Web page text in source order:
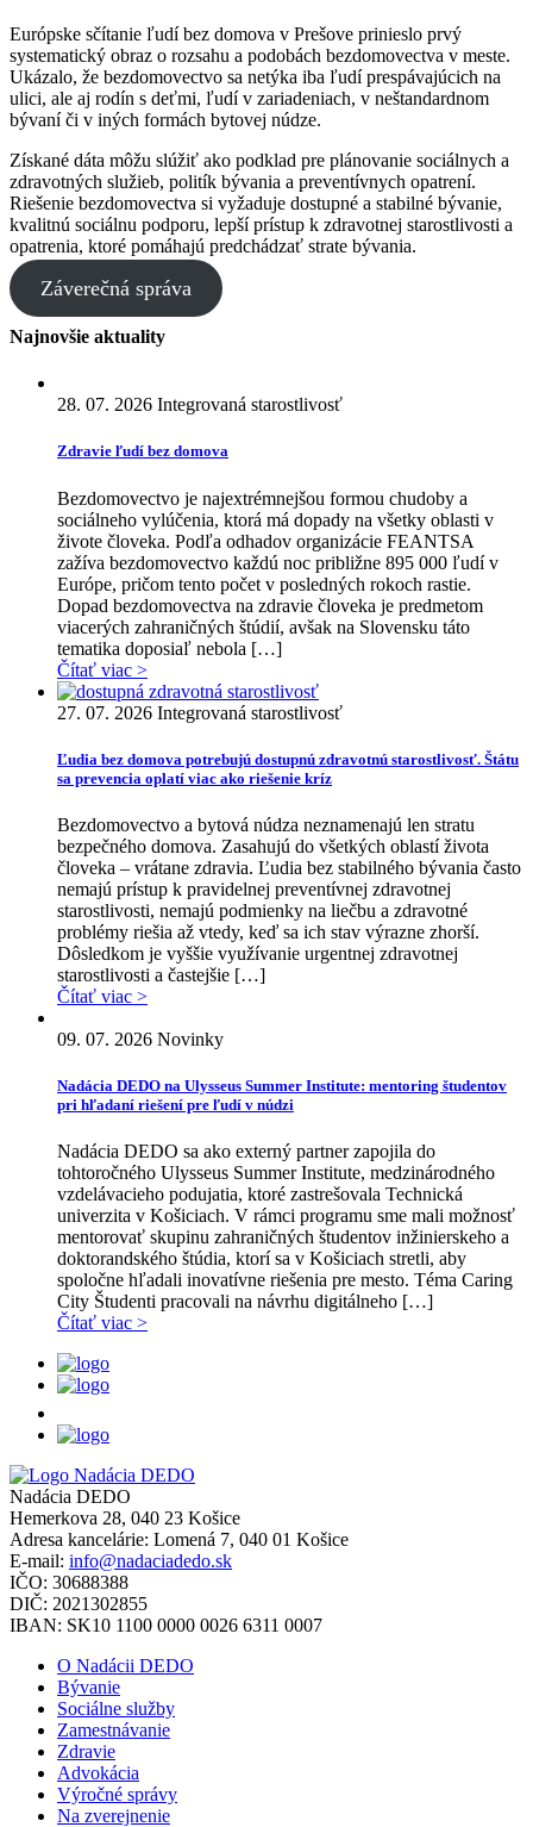
Európske sčítanie ľudí bez domova v Prešove prinieslo prvý
systematický obraz o rozsahu a podobách bezdomovectva v meste.
Ukázalo, že bezdomovectvo sa netýka iba ľudí prespávajúcich na
ulici, ale aj rodín s deťmi, ľudí v zariadeniach, v neštandardnom
bývaní či v iných formách bytovej núdze.
Získané dáta môžu slúžiť ako podklad pre plánovanie sociálnych a
zdravotných služieb, politík bývania a preventívnych opatrení.
Riešenie bezdomovectva si vyžaduje dostupné a stabilné bývanie,
kvalitnú sociálnu podporu, lepší prístup k zdravotnej starostlivosti a
opatrenia, ktoré pomáhajú predchádzať strate bývania.
Záverečná správa
Najnovšie aktuality
28. 07. 2026 Integrovaná starostlivosť
Zdravie ľudí bez domova
Bezdomovectvo je najextrémnejšou formou chudoby a
sociálneho vylúčenia, ktorá má dopady na všetky oblasti v
živote človeka. Podľa odhadov organizácie FEANTSA
zažíva bezdomovectvo každú noc približne 895 000 ľudí v
Európe, pričom tento počet v posledných rokoch rastie.
Dopad bezdomovectva na zdravie človeka je predmetom
viacerých zahraničných štúdií, avšak na Slovensku táto
tematika doposiaľ nebola […]
Čítať viac >
27. 07. 2026 Integrovaná starostlivosť
Ľudia bez domova potrebujú dostupnú zdravotnú starostlivosť. Štátu
sa prevencia oplatí viac ako riešenie kríz
Bezdomovectvo a bytová núdza neznamenajú len stratu
bezpečného domova. Zasahujú do všetkých oblastí života
človeka – vrátane zdravia. Ľudia bez stabilného bývania často
nemajú prístup k pravidelnej preventívnej zdravotnej
starostlivosti, nemajú podmienky na liečbu a zdravotné
problémy riešia až vtedy, keď sa ich stav výrazne zhorší.
Dôsledkom je vyššie využívanie urgentnej zdravotnej
starostlivosti a častejšie […]
Čítať viac >
09. 07. 2026 Novinky
Nadácia DEDO na Ulysseus Summer Institute: mentoring študentov
pri hľadaní riešení pre ľudí v núdzi
Nadácia DEDO sa ako externý partner zapojila do
tohtoročného Ulysseus Summer Institute, medzinárodného
vzdelávacieho podujatia, ktoré zastrešovala Technická
univerzita v Košiciach. V rámci programu sme mali možnosť
mentorovať skupinu zahraničných študentov inžinierskeho a
doktorandského štúdia, ktorí sa v Košiciach stretli, aby
spoločne hľadali inovatívne riešenia pre mesto. Téma Caring
City Študenti pracovali na návrhu digitálneho […]
Čítať viac >
Nadácia DEDO
Hemerkova 28, 040 23 Košice
Adresa kancelárie: Lomená 7, 040 01 Košice
E-mail: info@nadaciadedo.sk
IČO: 30688388
DIČ: 2021302855
IBAN: SK10 1100 0000 0026 6311 0007
O Nadácii DEDO
Bývanie
Sociálne služby
Zamestnávanie
Zdravie
Advokácia
Výročné správy
Na zverejnenie